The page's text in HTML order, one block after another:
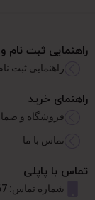
راهنمایی ثبت
راهنمایی ثبت
راهنمای خرید
فروشگاه و
تماس با ما
تماس با پاپلی
شماره تماس: 09372626767 - 02636702493